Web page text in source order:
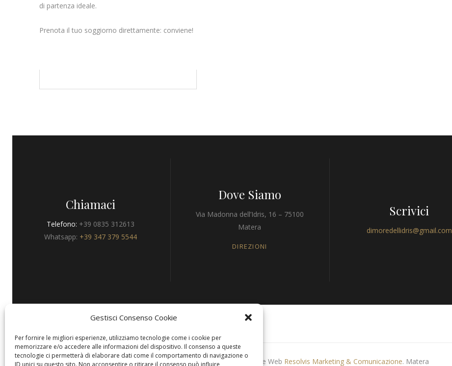
Gestisci Consenso Cookie
Per fornire le migliori esperienze, utilizziamo tecnologie come i cookie per
memorizzare e/o accedere alle informazioni del dispositivo. Il consenso a queste
tecnologie ci permetterà di elaborare dati come il comportamento di navigazione o
ID unici su questo sito. Non acconsentire o ritirare il consenso può influire
di partenza ideale.
Prenota il tuo soggiorno direttamente: conviene!
Chiamaci
Telefono: +39 0835 312613
Whatsapp: +39 347 379 5544
Dove Siamo
Via Madonna dell’Idris, 16 – 75100
Matera
DIREZIONI
Scrivici
dimoredellidris@gmail.com
Produzione Web Resolvis Marketing & Comunicazione. Matera